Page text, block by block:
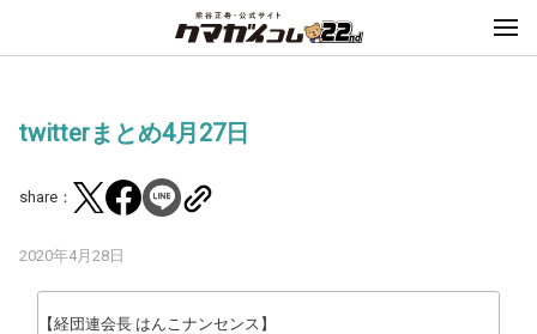
twitterまとめ4月27日
share：
2020年4月28日
【経団連会長 はんこナンセンス】